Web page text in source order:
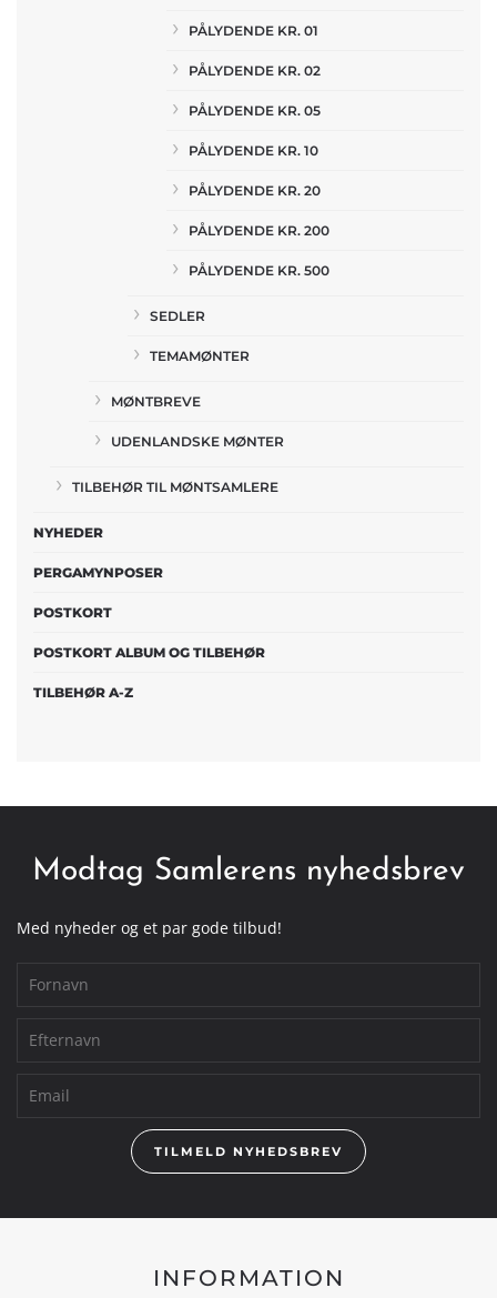
PÅLYDENDE KR. 01
PÅLYDENDE KR. 02
PÅLYDENDE KR. 05
PÅLYDENDE KR. 10
PÅLYDENDE KR. 20
PÅLYDENDE KR. 200
PÅLYDENDE KR. 500
SEDLER
TEMAMØNTER
MØNTBREVE
UDENLANDSKE MØNTER
TILBEHØR TIL MØNTSAMLERE
NYHEDER
PERGAMYNPOSER
POSTKORT
POSTKORT ALBUM OG TILBEHØR
TILBEHØR A-Z
Modtag Samlerens nyhedsbrev
Med nyheder og et par gode tilbud!
TILMELD NYHEDSBREV
INFORMATION